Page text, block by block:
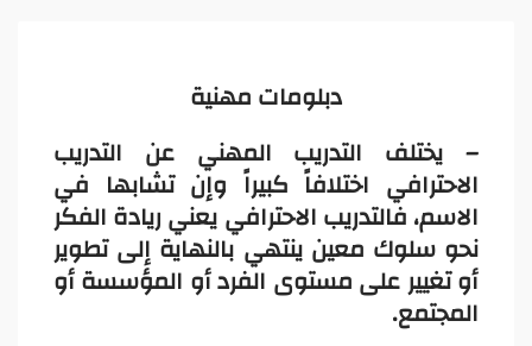
دبلومات مهنية
– يختلف التدريب المهني عن التدريب
الاحترافي اختلافاً كبيراً وإن تشابها في
الاسم، فالتدريب الاحترافي يعني ريادة الفكر
نحو سلوك معين ينتهي بالنهاية إلى تطوير
أو تغيير على مستوى الفرد أو المؤسسة أو
المجتمع.